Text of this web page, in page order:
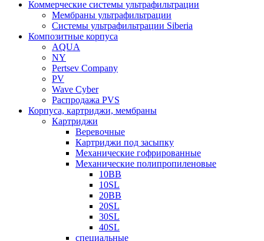
Коммерческие системы ультрафильтрации
Мембраны ультрафильтрации
Системы ультрафильтрации Siberia
Композитные корпуса
AQUA
NY
Pertsev Company
PV
Wave Cyber
Распродажа PVS
Корпуса, картриджи, мембраны
Картриджи
Веревочные
Картриджи под засыпку
Механические гофрированные
Механические полипропиленовые
10BB
10SL
20BB
20SL
30SL
40SL
специальные